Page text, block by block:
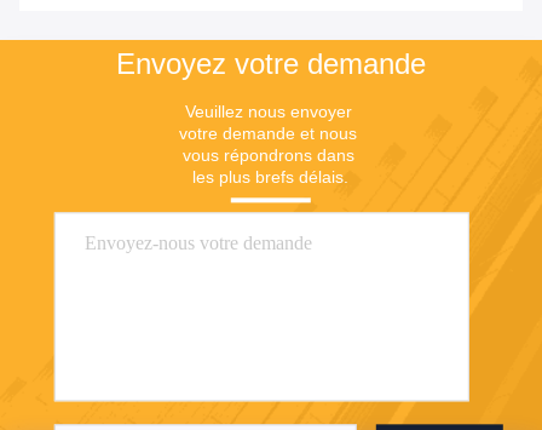
Envoyez votre demande
Veuillez nous envoyer
votre demande et nous
vous répondrons dans
les plus brefs délais.